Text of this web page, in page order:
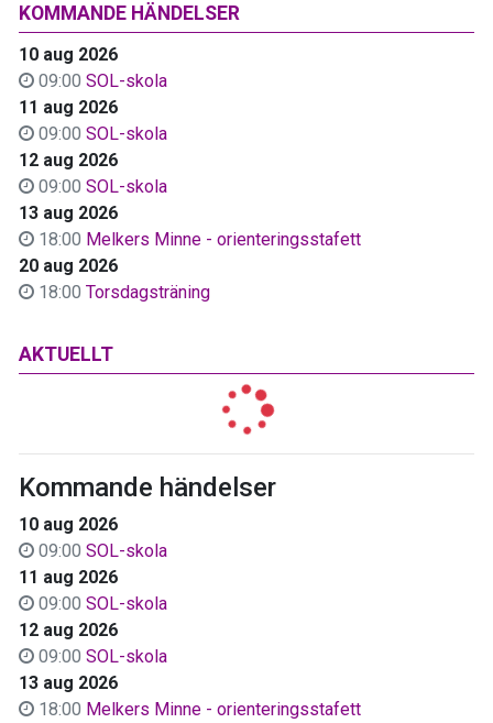
KOMMANDE HÄNDELSER
10 aug 2026
09:00 SOL-skola
11 aug 2026
09:00 SOL-skola
12 aug 2026
09:00 SOL-skola
13 aug 2026
18:00 Melkers Minne - orienteringsstafett
20 aug 2026
18:00 Torsdagsträning
AKTUELLT
Kommande händelser
10 aug 2026
09:00 SOL-skola
11 aug 2026
09:00 SOL-skola
12 aug 2026
09:00 SOL-skola
13 aug 2026
18:00 Melkers Minne - orienteringsstafett